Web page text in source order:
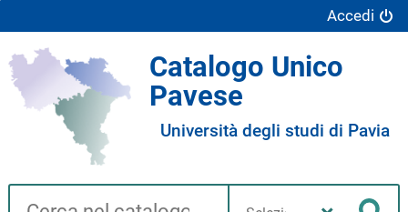
Accedi
Catalogo Unico
Pavese
Università degli studi di Pavia
Cerca su "Catalogo"